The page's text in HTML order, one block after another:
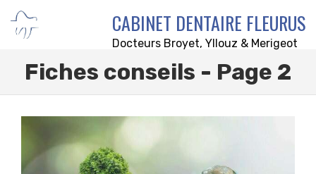
CABINET DENTAIRE FLEURUS
Docteurs Broyet, Yllouz & Merigeot
Fiches conseils - Page 2